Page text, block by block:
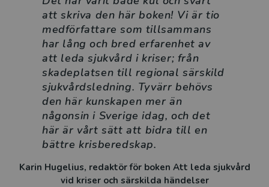
att skriva den här boken! Vi är tio
medförfattare som tillsammans
har lång och bred erfarenhet av
att leda sjukvård i kriser; från
skadeplatsen till regional särskild
sjukvårdsledning. Tyvärr behövs
den här kunskapen mer än
någonsin i Sverige idag, och det
här är vårt sätt att bidra till en
bättre krisberedskap.
Karin Hugelius, redaktör för boken Att leda sjukvård
vid kriser och särskilda händelser